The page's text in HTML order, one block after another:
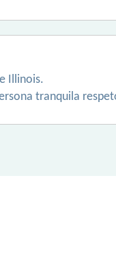
Illinois.
tranquila